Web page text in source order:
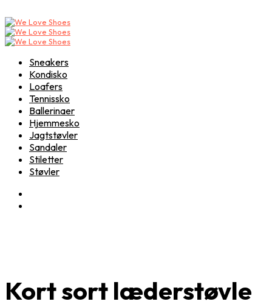
Sneakers
Kondisko
Loafers
Tennissko
Ballerinaer
Hjemmesko
Jagtstøvler
Sandaler
Stiletter
Støvler
Kort sort læderstøvle